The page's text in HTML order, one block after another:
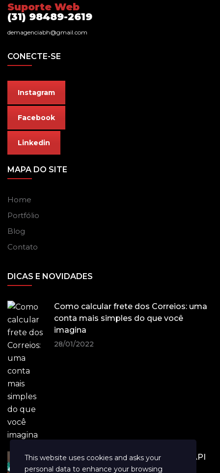
Suporte Web
(31) 98489-2619
demagenciabh@gmail.com
CONECTE-SE
Instagram
Facebook
Linkedin
MAPA DO SITE
Home
Portfólio
Blog
Contato
DICAS E NOVIDADES
Como calcular frete dos Correios: uma
conta mais simples do que você
imagina
28/01/2022
Tray lança integração inédita com API
WhatsApp Business
This website uses cookies and asks your
personal data to enhance your browsing